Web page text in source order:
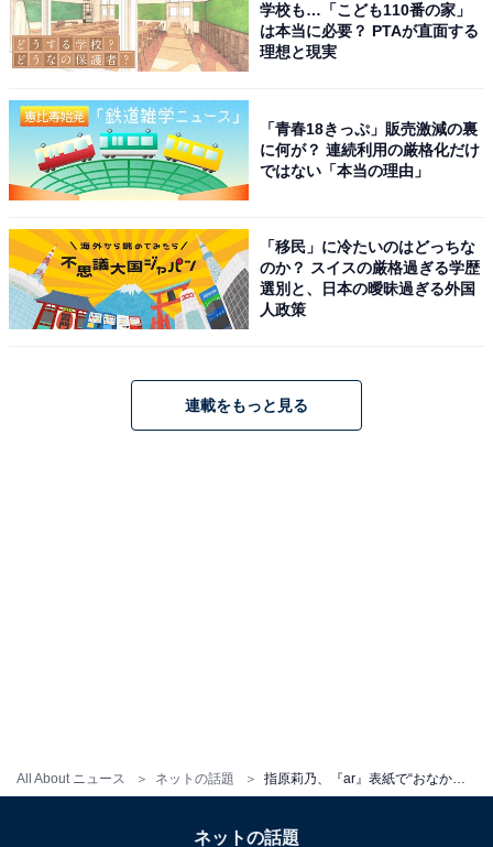
All About ニュース ネットの話題
学校も…「こども110番の家」
は本当に必要？ PTAが直面する
理想と現実
「青春18きっぷ」販売激減の裏
に何が？ 連続利用の厳格化だけ
ではない「本当の理由」
「移民」に冷たいのはどっちな
のか？ スイスの厳格過ぎる学歴
選別と、日本の曖昧過ぎる外国
人政策
連載をもっと見る
ネットの話題